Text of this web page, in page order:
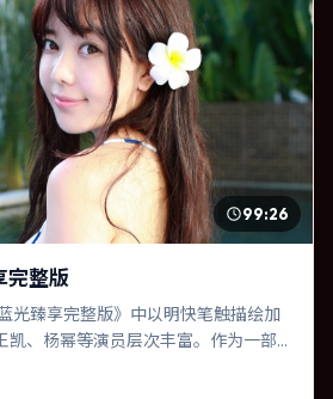
99:26
完整版
光臻享完整版》中以明快笔触描绘加
凯、杨幂等演员层次丰富。作为一部
裂缝切入，逐步推向不可逆转的结
落点克制有力。